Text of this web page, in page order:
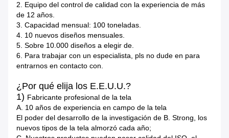
2. Equipo del control de calidad con la experiencia de más
de 12 años.
3. Capacidad mensual: 100 toneladas.
4. 10 nuevos diseños mensuales.
5. Sobre 10.000 diseños a elegir de.
6. Para trabajar con un especialista, pls no dude en para
entrarnos en contacto con.
¿Por qué elija los E.E.U.U.?
1) Fabricante profesional de la tela
A. 10 años de experiencia en campo de la tela
El poder del desarrollo de la investigación de B. Strong, los
nuevos tipos de la tela almorzó cada año;